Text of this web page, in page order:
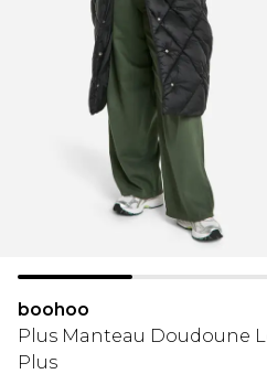
boohoo
Plus Manteau Doudoune
Plus